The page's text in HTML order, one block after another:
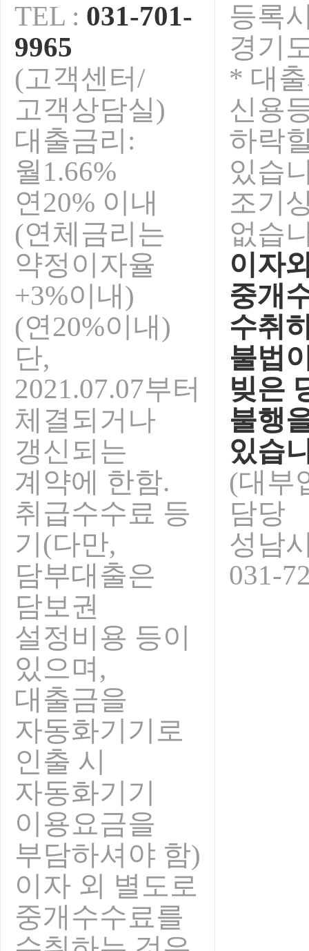
2015-02-23
2014년 추석연휴 안내입니다. 2014-09-01
청마해 설연휴 안내입니다. 2014-01-15
2013년 추석연휴 휴무안내입니다. 2013-09-01
오렌지전당포 전국가맹점 영업안내 2013-08-09
TEL : 031-701-
9965
(고객센터/
고객상담실)
대출금리:
월1.66%
연20% 이내
(연체금리는
약정이자율
+3%이내)
(연20%이내)
단,
2021.07.07부터
체결되거나
갱신되는
계약에 한함.
취급수수료 등
기(다만,
담부대출은
담보권
설정비용 등이
있으며,
대출금을
자동화기기로
인출 시
자동화기기
이용요금을
부담하셔야 함)
이자 외 별도로
중개수수료를
등록
경기
* 대
신용
하락
있습
조기
없습
이자
중개
수취
불법
빚은
불행
있습
(대부
담당
성남
031-